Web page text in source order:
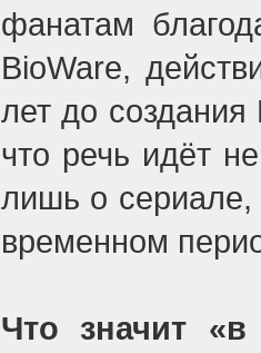
фанатам
BioWare,
лет до
что речь идёт
лишь о сериале,
временном
Что значит «в